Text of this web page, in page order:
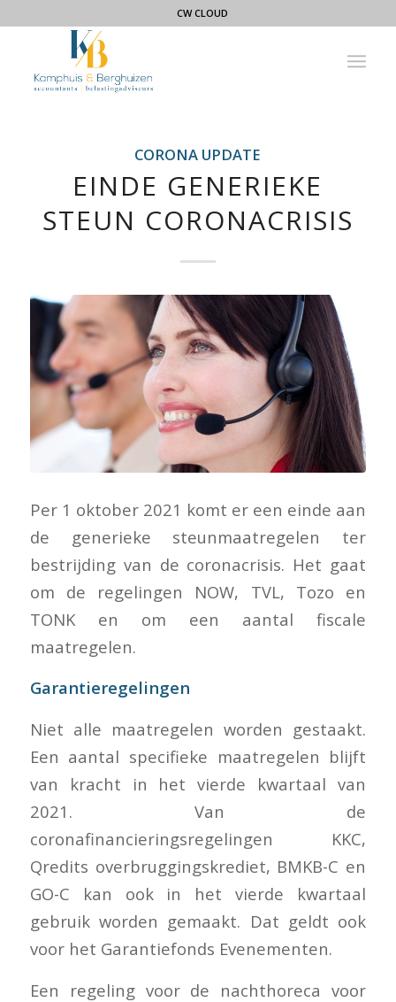
CW CLOUD
CORONA UPDATE
EINDE GENERIEKE
STEUN CORONACRISIS
Per 1 oktober 2021 komt er een einde aan
de generieke steunmaatregelen ter
bestrijding van de coronacrisis. Het gaat
om de regelingen NOW, TVL, Tozo en
TONK en om een aantal fiscale
maatregelen.
Garantieregelingen
Niet alle maatregelen worden gestaakt.
Een aantal specifieke maatregelen blijft
van kracht in het vierde kwartaal van
2021. Van de
coronafinancieringsregelingen KKC,
Qredits overbruggingskrediet, BMKB-C en
GO-C kan ook in het vierde kwartaal
gebruik worden gemaakt. Dat geldt ook
voor het Garantiefonds Evenementen.
Een regeling voor de nachthoreca voor